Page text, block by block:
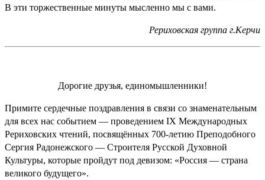
В эти торжественные минуты мысленно мы с вами.
Рериховская группа г.Керчи
Дорогие друзья, единомышленники!
Примите сердечные поздравления в связи со знаменательным
для всех нас событием — проведением IX Международных
Рериховских чтений, посвящённых 700-летию Преподобного
Сергия Радонежского — Строителя Русской Духовной
Культуры, которые пройдут под девизом: «Россия — страна
великого будущего».